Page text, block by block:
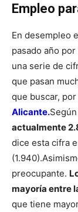
Empleo
En desempleo
pasado año
una serie de
que pasan
que buscar,
Alicante.
actualmente
dice esta cifra
(1.940).
preocupante.
mayoría entre
que tiene